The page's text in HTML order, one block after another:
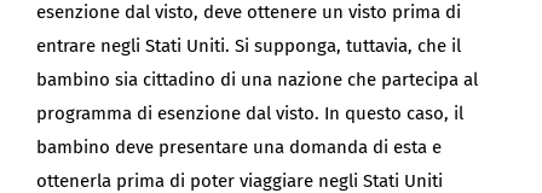
esenzione dal visto, deve ottenere un visto prima di
entrare negli Stati Uniti. Si supponga, tuttavia, che il
bambino sia cittadino di una nazione che partecipa al
programma di esenzione dal visto. In questo caso, il
bambino deve presentare una domanda di esta e
ottenerla prima di poter viaggiare negli Stati Uniti